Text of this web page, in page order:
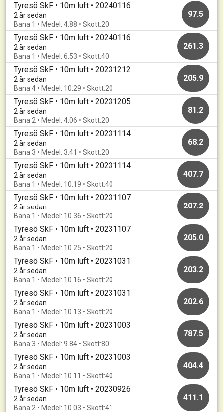
Tyresö SkF • 10m luft • 20240116
2 år sedan
Bana 1 • Medel: 4.88 • Skott:20
97.5
Tyresö SkF • 10m luft • 20240116
2 år sedan
Bana 1 • Medel: 6.53 • Skott:40
261.3
Tyresö SkF • 10m luft • 20231212
2 år sedan
Bana 4 • Medel: 10.29 • Skott:20
205.9
Tyresö SkF • 10m luft • 20231205
2 år sedan
Bana 2 • Medel: 4.06 • Skott:20
81.2
Tyresö SkF • 10m luft • 20231114
2 år sedan
Bana 3 • Medel: 3.41 • Skott:20
68.2
Tyresö SkF • 10m luft • 20231114
2 år sedan
Bana 1 • Medel: 10.19 • Skott:40
407.7
Tyresö SkF • 10m luft • 20231107
2 år sedan
Bana 1 • Medel: 10.36 • Skott:20
207.2
Tyresö SkF • 10m luft • 20231107
2 år sedan
Bana 1 • Medel: 10.25 • Skott:20
205.0
Tyresö SkF • 10m luft • 20231031
2 år sedan
Bana 1 • Medel: 10.16 • Skott:20
203.2
Tyresö SkF • 10m luft • 20231031
2 år sedan
Bana 1 • Medel: 10.13 • Skott:20
202.6
Tyresö SkF • 10m luft • 20231003
2 år sedan
Bana 3 • Medel: 9.84 • Skott:80
787.5
Tyresö SkF • 10m luft • 20231003
2 år sedan
Bana 1 • Medel: 10.11 • Skott:40
404.4
Tyresö SkF • 10m luft • 20230926
2 år sedan
Bana 2 • Medel: 10.03 • Skott:41
411.1